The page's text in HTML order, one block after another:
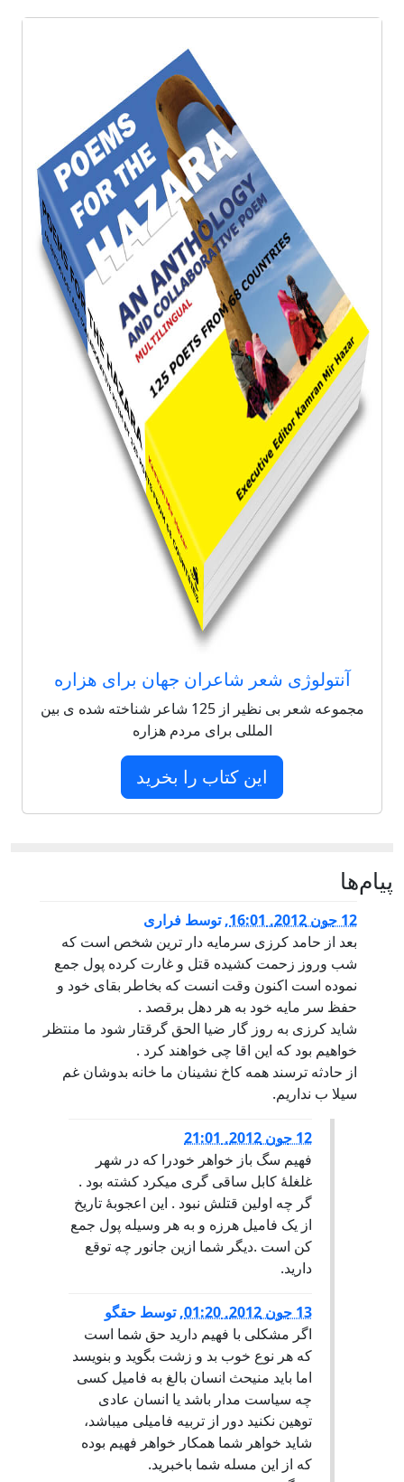
آنتولوژی شعر شاعران جهان برای هزاره
مجموعه شعر بی نظیر از 125 شاعر شناخته شده ی بین
المللی برای مردم هزاره
این کتاب را بخرید
پيام‌ها
12 جون 2012, 16:01 ,توسط فراری
بعد از حامد کرزی سرمایه دار ترین شخص است که
شب وروز زحمت کشیده قتل و غارت کرده پول جمع
نموده است اکنون وقت انست که بخاطر بقای خود و
حفظ سر مایه خود به هر دهل برقصد .
شاید کرزی به روز گار ضیا الحق گرقتار شود ما منتظر
خواهیم بود که این اقا چی خواهند کرد .
از حادثه ترسند همه کاخ نشینان ما خانه بدوشان غم
سیلا ب نداریم.
12 جون 2012, 21:01
فهیم سگ باز خواهر خودرا که در شهر
غلغلۀ کابل ساقی گری میکرد کشته بود .
گر چه اولین قتلش نبود . این اعجوبۀ تاریخ
از یک فامیل هرزه و به هر وسیله پول جمع
کن است .دیگر شما ازین جانور چه توقع
دارید.
13 جون 2012, 01:20 ,توسط حقگو
اگر مشکلی با فهیم دارید حق شما است
که هر نوع خوب بد و زشت بگوید و بنویسد
اما باید منیحث انسان بالغ به فامیل کسی
چه سیاست مدار باشد یا انسان عادی
توهین نکنید دور از تربیه فامیلی میباشد،
شاید خواهر شما همکار خواهر فهیم بوده
که از این مسله شما باخبرید.